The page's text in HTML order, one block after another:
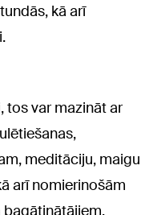
kā arī
tos var mazināt ar
meditāciju, maigu
arī nomierinošām
bagātinātājiem.